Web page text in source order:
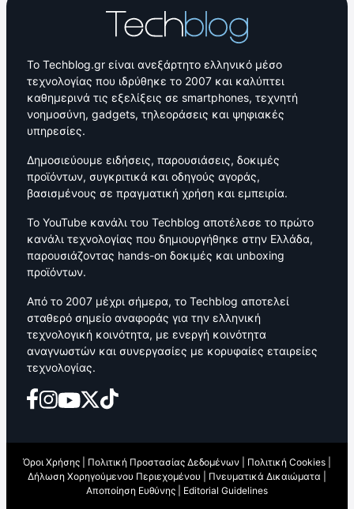
Το Techblog.gr είναι ανεξάρτητο ελληνικό μέσο
τεχνολογίας που ιδρύθηκε το 2007 και καλύπτει
καθημερινά τις εξελίξεις σε smartphones, τεχνητή
νοημοσύνη, gadgets, τηλεοράσεις και ψηφιακές
υπηρεσίες.
Δημοσιεύουμε ειδήσεις, παρουσιάσεις, δοκιμές
προϊόντων, συγκριτικά και οδηγούς αγοράς,
βασισμένους σε πραγματική χρήση και εμπειρία.
Το YouTube κανάλι του Techblog αποτέλεσε το πρώτο
κανάλι τεχνολογίας που δημιουργήθηκε στην Ελλάδα,
παρουσιάζοντας hands-on δοκιμές και unboxing
προϊόντων.
Από το 2007 μέχρι σήμερα, το Techblog αποτελεί
σταθερό σημείο αναφοράς για την ελληνική
τεχνολογική κοινότητα, με ενεργή κοινότητα
αναγνωστών και συνεργασίες με κορυφαίες εταιρείες
τεχνολογίας.
Όροι Χρήσης Πολιτική Προστασίας Δεδομένων Πολιτική Cookies
Δήλωση Χορηγούμενου Περιεχομένου
Πνευματικά Δικαιώματα
Αποποίηση Ευθύνης
Editorial Guidelines